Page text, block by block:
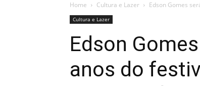
Home Cultura e Lazer Edson Gomes
Cultura e Lazer
Edson
anos do